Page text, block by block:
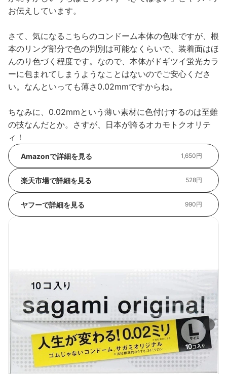
お伝えしています。
さて、気になるこちらのコンドーム本体の色味ですが、根
本のリング部分で色の判別は可能なくらいで、装着面はほ
んのり色づく程度です。なので、本体がドギツイ蛍光カラ
ーに包まれてしまうようなことはないのでご安心くださ
い。なんといっても薄さ0.02mmですからね。
ちなみに、0.02mmという薄い素材に色付けするのは至難
の技なんだとか。さすが、日本が誇るオカモトクオリテ
ィ！
Amazonで詳細を見る 1,650円
楽天市場で詳細を見る 528円
ヤフーで詳細を見る 990円